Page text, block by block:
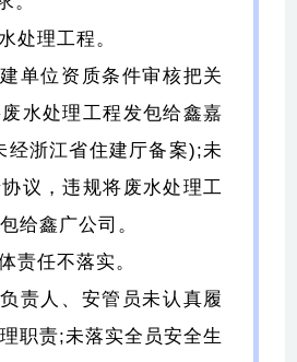
处理工程。
单位资质条件审核把关
水处理工程发包给鑫嘉
经浙江省住建厅备案);未
议，违规将废水处理工
给鑫广公司。
责任不落实。
责人、安管员未认真履
职责;未落实全员安全生